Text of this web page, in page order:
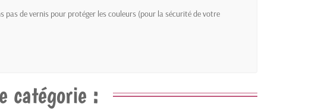
de vernis pour protéger les couleurs (pour la sécurité de votre
catégorie :